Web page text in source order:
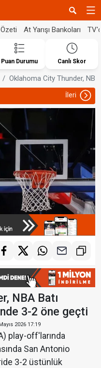
At Yarışı Bankoları
Puan Durumu Canlı Skor
Oklahoma City Thunder,
İleri
NBA Batı
3-2 öne geçti
2026 17:19
play-off'larında
San Antonio
3-2 üstünlük